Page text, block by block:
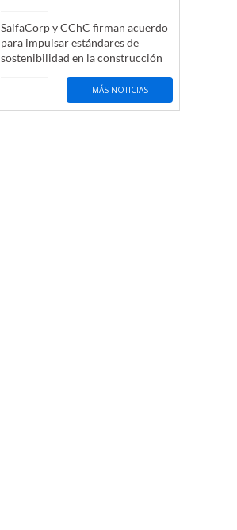
SalfaCorp y CChC firman acuerdo
para impulsar estándares de
sostenibilidad en la construcción
MÁS NOTICIAS